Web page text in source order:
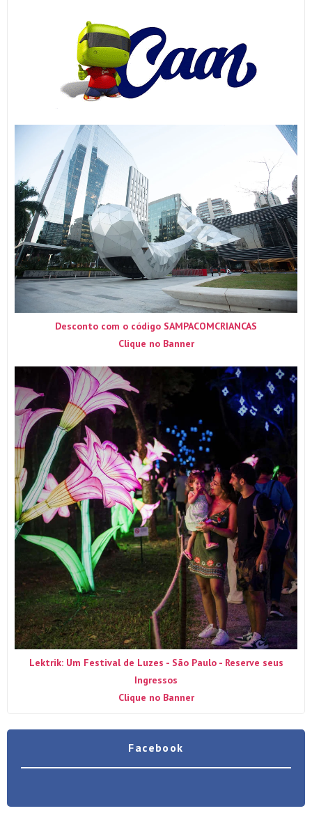
Desconto com o código SAMPACOMCRIANCAS
Clique no Banner
Lektrik: Um Festival de Luzes - São Paulo - Reserve seus
Ingressos
Clique no Banner
Facebook